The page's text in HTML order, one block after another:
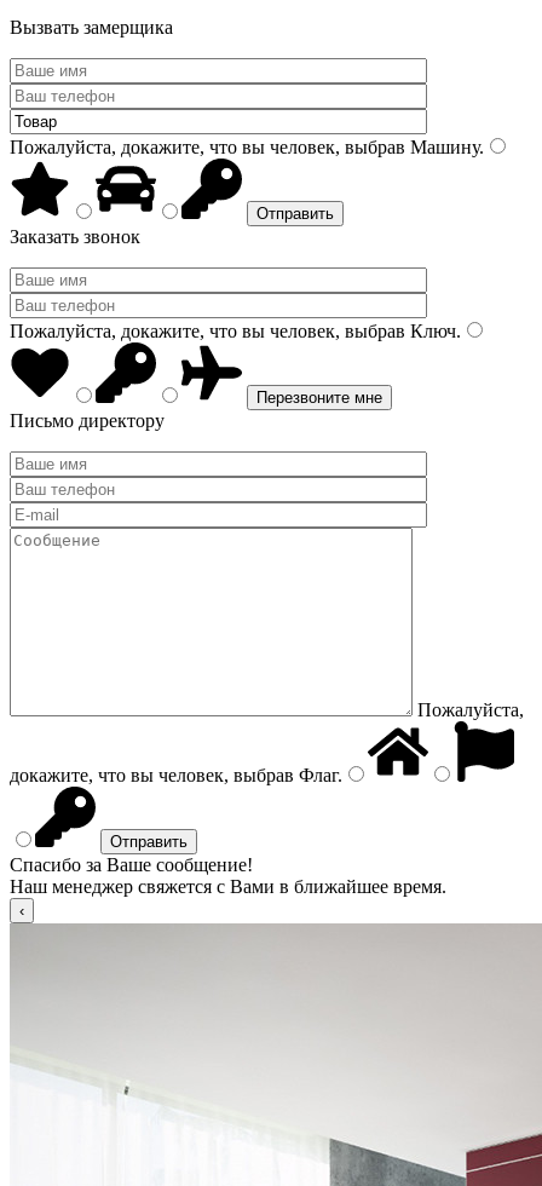
Вызвать замерщика
Пожалуйста, докажите, что вы человек, выбрав Машину.
Заказать звонок
Пожалуйста, докажите, что вы человек, выбрав Ключ.
Письмо директору
Пожалуйста,
докажите, что вы человек, выбрав Флаг.
Спасибо за Ваше сообщение!
Наш менеджер свяжется с Вами в ближайшее время.